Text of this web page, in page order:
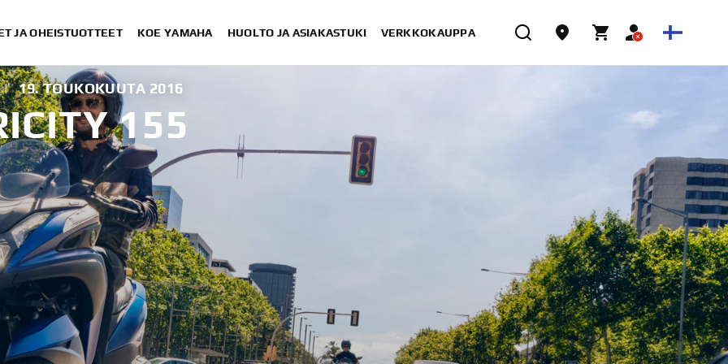
JA OHEISTUOTTEET KOE YAMAHA HUOLTO JA ASIAKASTUKI VERKKOKAUPPA
| 19. TOUKOKUUTA 2016
155